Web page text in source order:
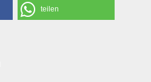
teilen